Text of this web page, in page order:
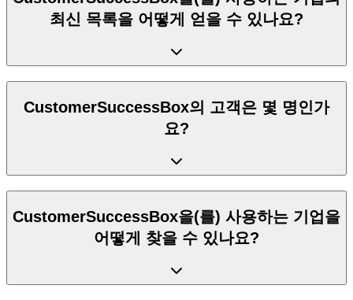
최신 목록을 어떻게 얻을 수 있나요?
CustomerSuccessBox의 고객은 몇 명인가
요?
CustomerSuccessBox을(를) 사용하는 기업을
어떻게 찾을 수 있나요?